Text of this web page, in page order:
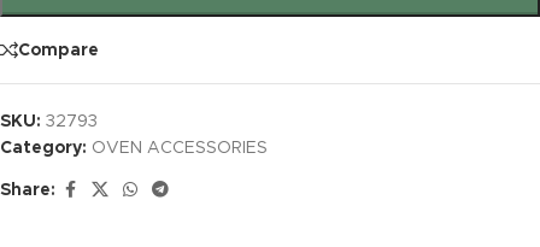
Compare
SKU: 32793
Category: OVEN ACCESSORIES
Share: